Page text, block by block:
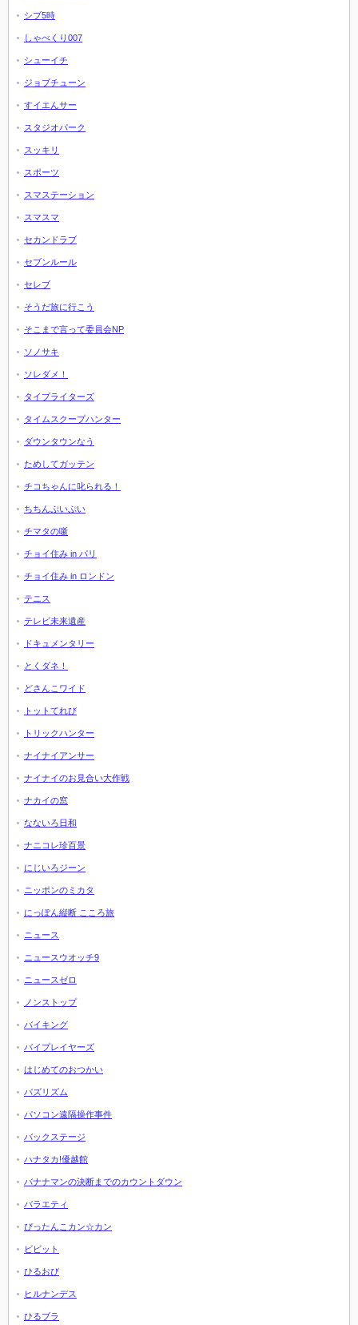
シブ5時
しゃべくり007
シューイチ
ジョブチューン
すイエんサー
スタジオパーク
スッキリ
スポーツ
スマステーション
スマスマ
セカンドラブ
セブンルール
セレブ
そうだ旅に行こう
そこまで言って委員会NP
ソノサキ
ソレダメ！
タイプライターズ
タイムスクープハンター
ダウンタウンなう
ためしてガッテン
チコちゃんに叱られる！
ちちんぷいぷい
チマタの噺
チョイ住み in パリ
チョイ住み in ロンドン
テニス
テレビ未来遺産
ドキュメンタリー
とくダネ！
どさんこワイド
トットてれび
トリックハンター
ナイナイアンサー
ナイナイのお見合い大作戦
ナカイの窓
なないろ日和
ナニコレ珍百景
にじいろジーン
ニッポンのミカタ
にっぽん縦断 こころ旅
ニュース
ニュースウオッチ9
ニュースゼロ
ノンストップ
バイキング
バイプレイヤーズ
はじめてのおつかい
バズリズム
パソコン遠隔操作事件
バックステージ
ハナタカ!優越館
バナナマンの決断までのカウントダウン
バラエティ
ぴったんこカン☆カン
ビビット
ひるおび
ヒルナンデス
ひるブラ